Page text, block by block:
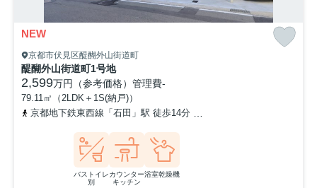
NEW
京都市伏見区醍醐外山街道町
醍醐外山街道町1号地
2,599万円（参考価格） 管理費-
79.11㎡（2LDK＋1S(納戸)）
京都地下鉄東西線「石田」駅 徒歩14分
バストイレ
別
カウンター
キッチン
浴室乾燥機